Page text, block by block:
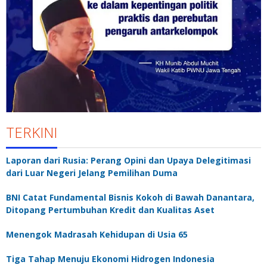
TERKINI
Laporan dari Rusia: Perang Opini dan Upaya Delegitimasi
dari Luar Negeri Jelang Pemilihan Duma
BNI Catat Fundamental Bisnis Kokoh di Bawah Danantara,
Ditopang Pertumbuhan Kredit dan Kualitas Aset
Menengok Madrasah Kehidupan di Usia 65
Tiga Tahap Menuju Ekonomi Hidrogen Indonesia